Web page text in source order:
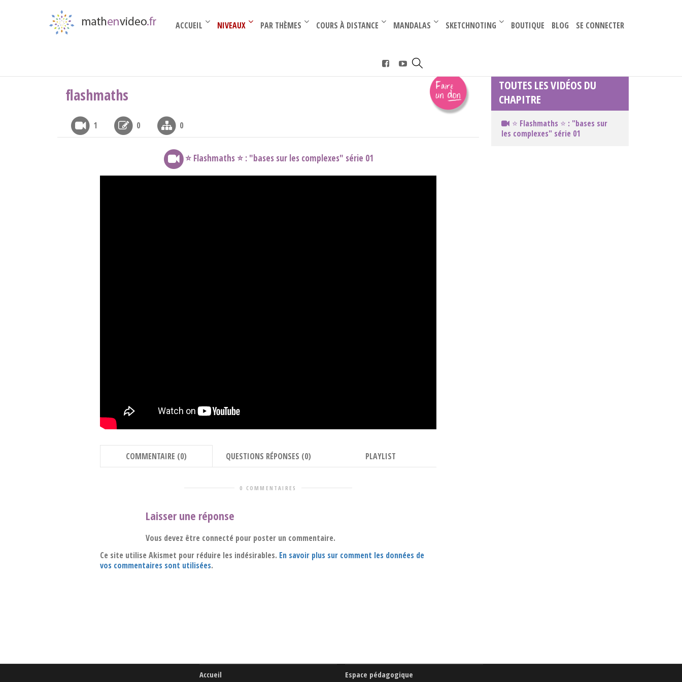
ACCUEIL NIVEAUX PAR THÈMES COURS À DISTANCE – MANDALAS – SKETCHNOTING – BOUTIQUE BLOG SE CONNECTER
flashmaths
1 0 0
⭐️ Flashmaths ⭐️ : "bases sur les complexes" série 01
COMMENTAIRE (0) QUESTIONS RÉPONSES (0) PLAYLIST
0 COMMENTAIRES
Laisser une réponse
Vous devez être connecté pour poster un commentaire.
Ce site utilise Akismet pour réduire les indésirables. En savoir plus sur comment les données de
vos commentaires sont utilisées.
TOUTES LES VIDÉOS DU
CHAPITRE
⭐️ Flashmaths ⭐️ : "bases sur
les complexes" série 01
Accueil Espace pédagogique